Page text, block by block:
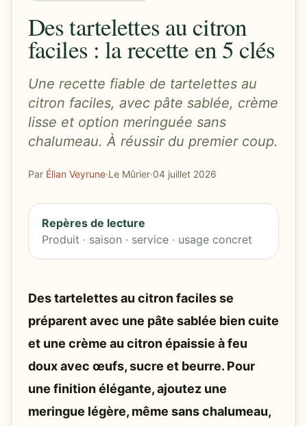
Des tartelettes au citron
faciles : la recette en 5 clés
Une recette fiable de tartelettes au
citron faciles, avec pâte sablée, crème
lisse et option meringuée sans
chalumeau. À réussir du premier coup.
Par Élian Veyrune·Le Mûrier·04 juillet 2026
Repères de lecture
Produit · saison · service · usage concret
Des tartelettes au citron faciles se
préparent avec une pâte sablée bien cuite
et une crème au citron épaissie à feu
doux avec œufs, sucre et beurre. Pour
une finition élégante, ajoutez une
meringue légère, même sans chalumeau,